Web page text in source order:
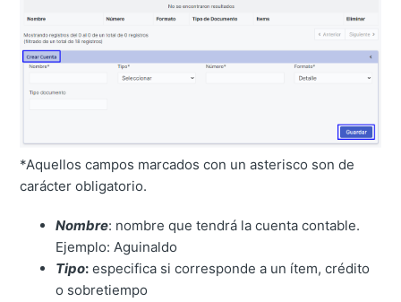
*Aquellos campos marcados con un asterisco son de
carácter obligatorio.
Nombre: nombre que tendrá la cuenta contable.
Ejemplo: Aguinaldo
Tipo: especifica si corresponde a un ítem, crédito
o sobretiempo